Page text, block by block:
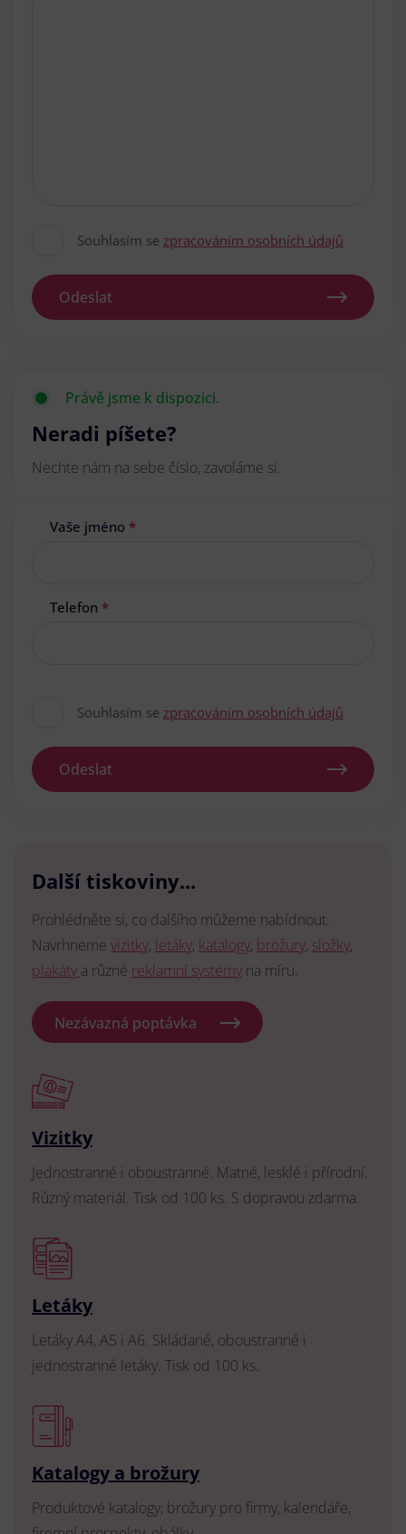
Souhlasím se zpracováním osobních údajů
Odeslat
Právě jsme k dispozici.
Neradi píšete?
Nechte nám na sebe číslo, zavoláme si.
Vaše jméno *
Telefon *
Souhlasím se zpracováním osobních údajů
Odeslat
Další tiskoviny...
Prohlédněte si, co dalšího můžeme nabídnout.
Navrhneme vizitky, letáky, katalogy, brožury, složky,
plakáty a různé reklamní systémy na míru.
Nezávazná poptávka
Vizitky
Jednostranné i oboustranné. Matné, lesklé i přírodní.
Různý materiál. Tisk od 100 ks. S dopravou zdarma.
Letáky
Letáky A4, A5 i A6. Skládané, oboustranné i
jednostranné letáky. Tisk od 100 ks.
Katalogy a brožury
Produktové katalogy, brožury pro firmy, kalendáře,